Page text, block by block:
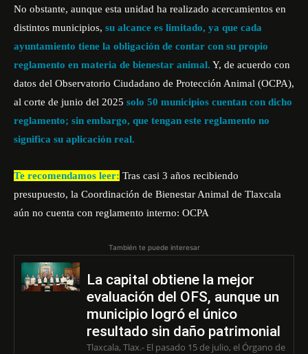
No obstante, aunque esta unidad ha realizado acercamientos en
distintos municipios, su alcance es limitado, ya que cada
ayuntamiento tiene la obligación de contar con su propio
reglamento en materia de bienestar animal. Y, de acuerdo con
datos del Observatorio Ciudadano de Protección Animal (OCPA),
al corte de junio del 2025 solo 50 municipios cuentan con dicho
reglamento; sin embargo, que tengan este reglamento no
significa su aplicación real.
Te recomendamos leer: Tras casi 3 años recibiendo
presupuesto, la Coordinación de Bienestar Animal de Tlaxcala
aún no cuenta con reglamento interno: OCPA
También te puede interesar
La capital obtiene la mejor
evaluación del OFS, aunque un
municipio logró el único
resultado sin daño patrimonial
Tlaxcala, Tlax.- El pasado 15 de julio, el Órgano de